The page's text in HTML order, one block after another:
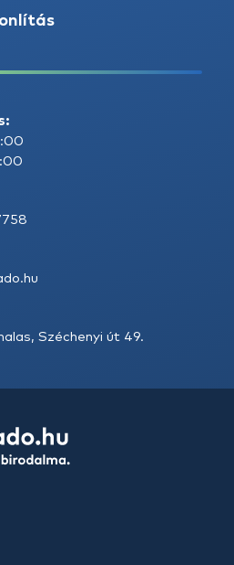
Széchenyi út 49.